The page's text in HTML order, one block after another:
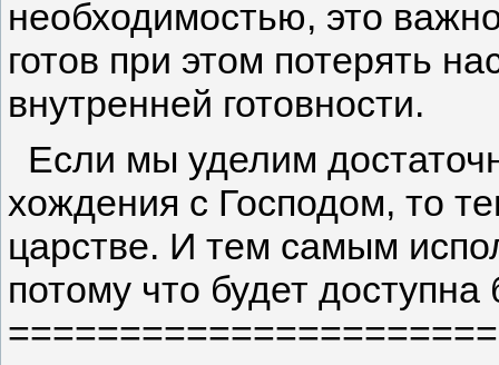
необходимостью, это
готов при этом потерять
внутренней готовности.
Если мы уделим
хождения с Господом, то
царстве. И тем самым
потому что будет